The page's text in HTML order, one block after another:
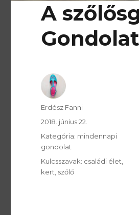
A
SzerzÅ
Erdész Fanni
Közzétéve:
2018. június 22.
Kategória: Kategória:
mindennapi
gondolat
Kulcsszavak: Kulcsszavak:
családi élet
kert szőlő